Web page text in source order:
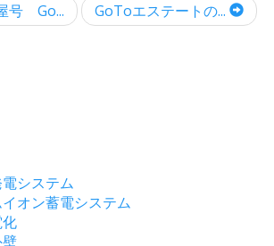
号 Go... GoToエステートの...
システム
オン蓄電システム